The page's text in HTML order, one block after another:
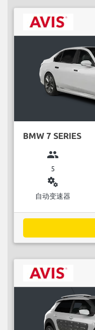
BMW 7 SERIES
group
5
miscellaneous_services
自动变速器